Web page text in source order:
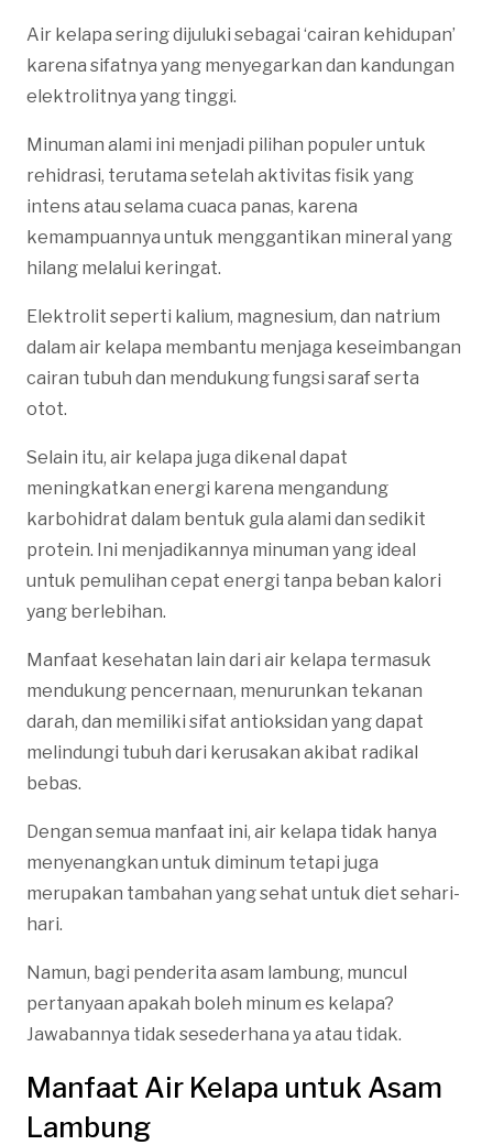
Air kelapa sering dijuluki sebagai ‘cairan kehidupan’
karena sifatnya yang menyegarkan dan kandungan
elektrolitnya yang tinggi.
Minuman alami ini menjadi pilihan populer untuk
rehidrasi, terutama setelah aktivitas fisik yang
intens atau selama cuaca panas, karena
kemampuannya untuk menggantikan mineral yang
hilang melalui keringat.
Elektrolit seperti kalium, magnesium, dan natrium
dalam air kelapa membantu menjaga keseimbangan
cairan tubuh dan mendukung fungsi saraf serta
otot.
Selain itu, air kelapa juga dikenal dapat
meningkatkan energi karena mengandung
karbohidrat dalam bentuk gula alami dan sedikit
protein. Ini menjadikannya minuman yang ideal
untuk pemulihan cepat energi tanpa beban kalori
yang berlebihan.
Manfaat kesehatan lain dari air kelapa termasuk
mendukung pencernaan, menurunkan tekanan
darah, dan memiliki sifat antioksidan yang dapat
melindungi tubuh dari kerusakan akibat radikal
bebas.
Dengan semua manfaat ini, air kelapa tidak hanya
menyenangkan untuk diminum tetapi juga
merupakan tambahan yang sehat untuk diet sehari-
hari.
Namun, bagi penderita asam lambung, muncul
pertanyaan apakah boleh minum es kelapa?
Jawabannya tidak sesederhana ya atau tidak.
Manfaat Air Kelapa untuk Asam
Lambung